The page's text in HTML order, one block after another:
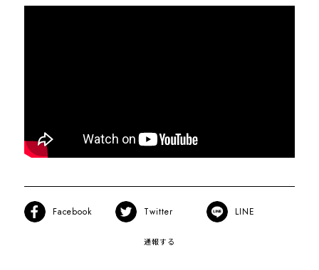
Facebook Twitter LINE
通報する